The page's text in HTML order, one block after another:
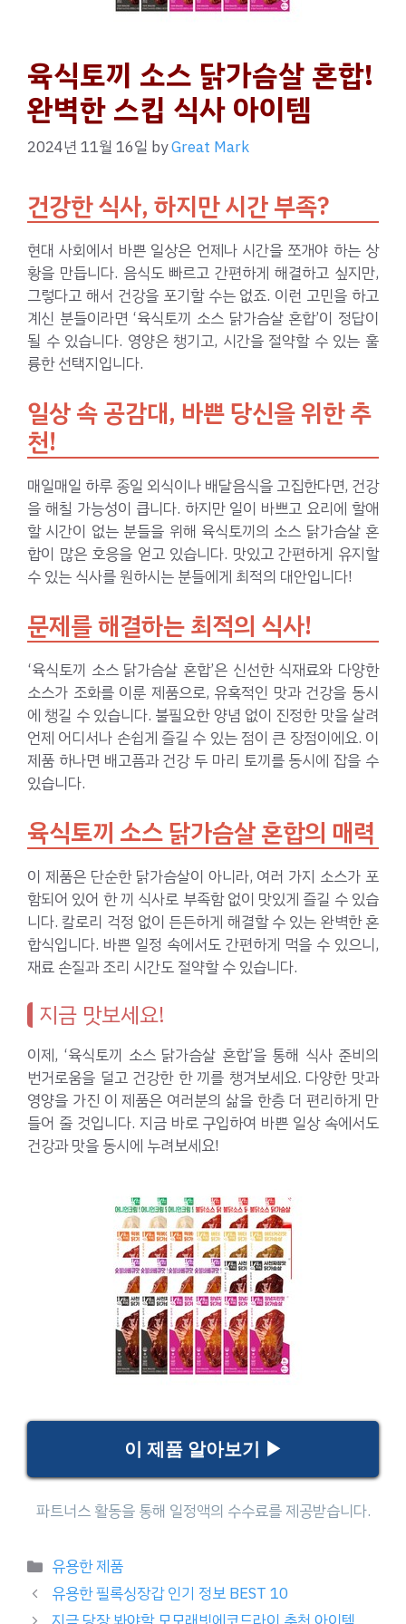
육식토끼 소스 닭가슴살 혼합!
완벽한 스킵 식사 아이템
2024년 11월 16일 byGreat Mark
건강한 식사, 하지만 시간 부족?
현대 사회에서 바쁜 일상은 언제나 시간을 쪼개야 하는 상
황을 만듭니다. 음식도 빠르고 간편하게 해결하고 싶지만,
그렇다고 해서 건강을 포기할 수는 없죠. 이런 고민을 하고
계신 분들이라면 ‘육식토끼 소스 닭가슴살 혼합’이 정답이
될 수 있습니다. 영양은 챙기고, 시간을 절약할 수 있는 훌
륭한 선택지입니다.
일상 속 공감대, 바쁜 당신을 위한 추
천!
매일매일 하루 종일 외식이나 배달음식을 고집한다면, 건강
을 해칠 가능성이 큽니다. 하지만 일이 바쁘고 요리에 할애
할 시간이 없는 분들을 위해 육식토끼의 소스 닭가슴살 혼
합이 많은 호응을 얻고 있습니다. 맛있고 간편하게 유지할
수 있는 식사를 원하시는 분들에게 최적의 대안입니다!
문제를 해결하는 최적의 식사!
‘육식토끼 소스 닭가슴살 혼합’은 신선한 식재료와 다양한
소스가 조화를 이룬 제품으로, 유혹적인 맛과 건강을 동시
에 챙길 수 있습니다. 불필요한 양념 없이 진정한 맛을 살려
언제 어디서나 손쉽게 즐길 수 있는 점이 큰 장점이에요. 이
제품 하나면 배고픔과 건강 두 마리 토끼를 동시에 잡을 수
있습니다.
육식토끼 소스 닭가슴살 혼합의 매력
이 제품은 단순한 닭가슴살이 아니라, 여러 가지 소스가 포
함되어 있어 한 끼 식사로 부족함 없이 맛있게 즐길 수 있습
니다. 칼로리 걱정 없이 든든하게 해결할 수 있는 완벽한 혼
합식입니다. 바쁜 일정 속에서도 간편하게 먹을 수 있으니,
재료 손질과 조리 시간도 절약할 수 있습니다.
지금 맛보세요!
이제, ‘육식토끼 소스 닭가슴살 혼합’을 통해 식사 준비의
번거로움을 덜고 건강한 한 끼를 챙겨보세요. 다양한 맛과
영양을 가진 이 제품은 여러분의 삶을 한층 더 편리하게 만
들어 줄 것입니다. 지금 바로 구입하여 바쁜 일상 속에서도
건강과 맛을 동시에 누려보세요!
이 제품 알아보기 ▶
Categories
유용한 제품
유용한 필록싱장갑 인기 정보 BEST 10